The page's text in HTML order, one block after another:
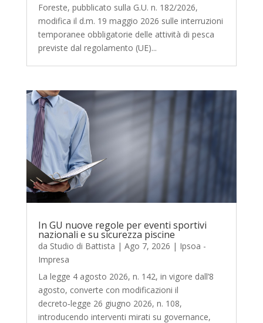
Foreste, pubblicato sulla G.U. n. 182/2026,
modifica il d.m. 19 maggio 2026 sulle interruzioni
temporanee obbligatorie delle attività di pesca
previste dal regolamento (UE)...
In GU nuove regole per eventi sportivi
nazionali e su sicurezza piscine
da Studio di Battista | Ago 7, 2026 | Ipsoa -
Impresa
La legge 4 agosto 2026, n. 142, in vigore dall’8
agosto, converte con modificazioni il
decreto‑legge 26 giugno 2026, n. 108,
introducendo interventi mirati su governance,